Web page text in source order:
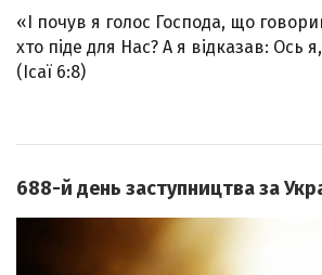
«І почув я голос Господа, що
хто піде для Нас? А я відказав: Ось
(Ісаї 6:8)
688-й день заступництва за